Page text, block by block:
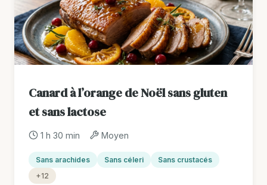
Canard à l’orange de Noël sans gluten
et sans lactose
1 h 30 min Moyen
Sans arachides Sans céleri
Sans crustacés
+12